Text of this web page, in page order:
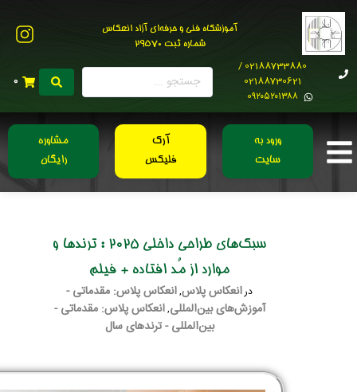
آموزشگاه فنی و حرفه‌ای آزاد انعکاس
شماره ثبت 29570
02188733880 /
02188730621
0۹۲۰۵۲۰۱۳۸۸
0
ورود به
سایت
آرک
فلیکس
مشاوره
رایگان
سبک‌های طراحی داخلی 2025 : ترندها و
موارد از مُد افتاده + فیلم
درانعکاس پلاس,انعکاس پلاس: مقدماتی -
آموزش‌های بین‌المللی,انعکاس پلاس: مقدماتی -
بین‌المللی - ترندهای سال